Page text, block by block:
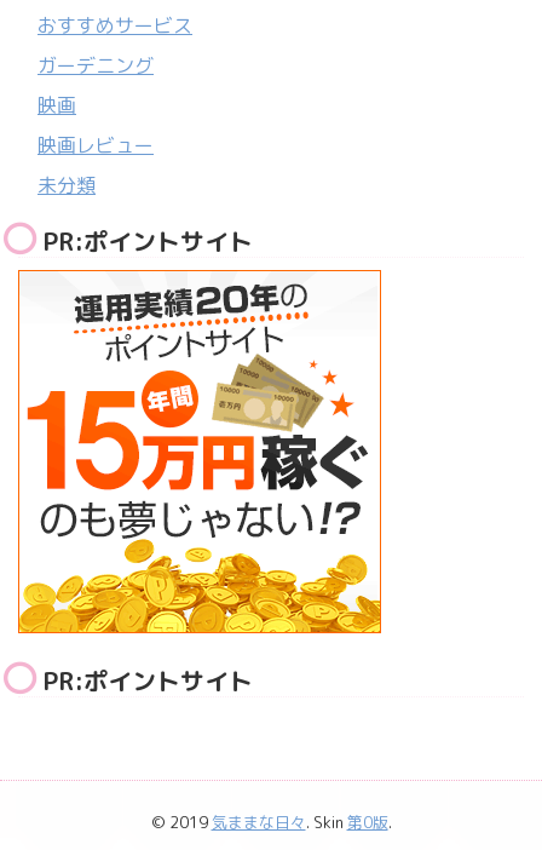
おすすめサービス
ガーデニング
映画
映画レビュー
未分類
PR:ポイントサイト
PR:ポイントサイト
© 2019 気ままな日々. Skin 第0版.